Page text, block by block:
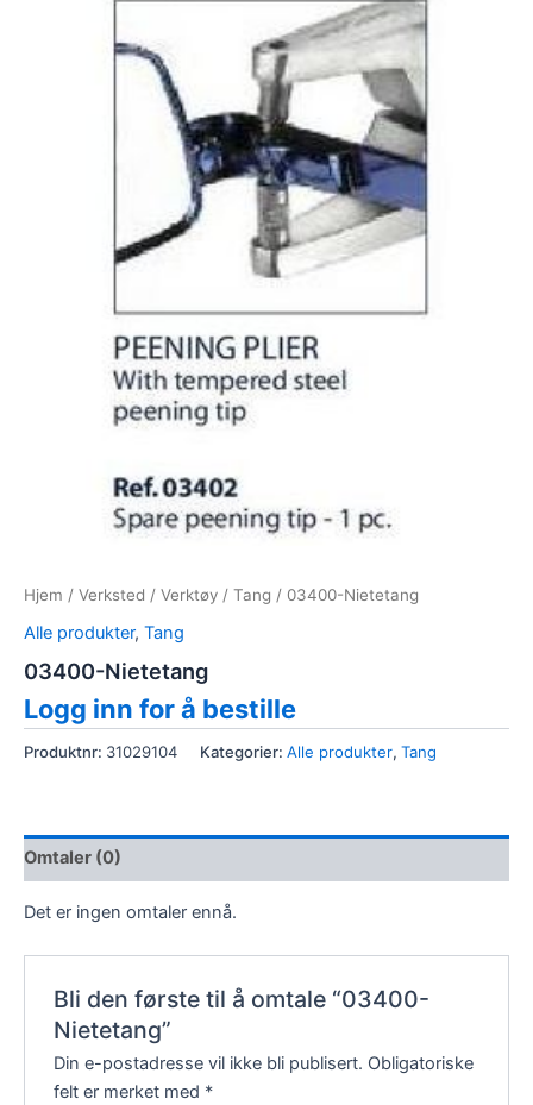
Hjem / Verksted / Verktøy / Tang / 03400-Nietetang
Alle produkter, Tang
03400-Nietetang
Logg inn for å bestille
Produktnr: 31029104 Kategorier: Alle produkter, Tang
Omtaler (0)
Det er ingen omtaler ennå.
Bli den første til å omtale “03400-
Nietetang”
Din e-postadresse vil ikke bli publisert. Obligatoriske
felt er merket med *